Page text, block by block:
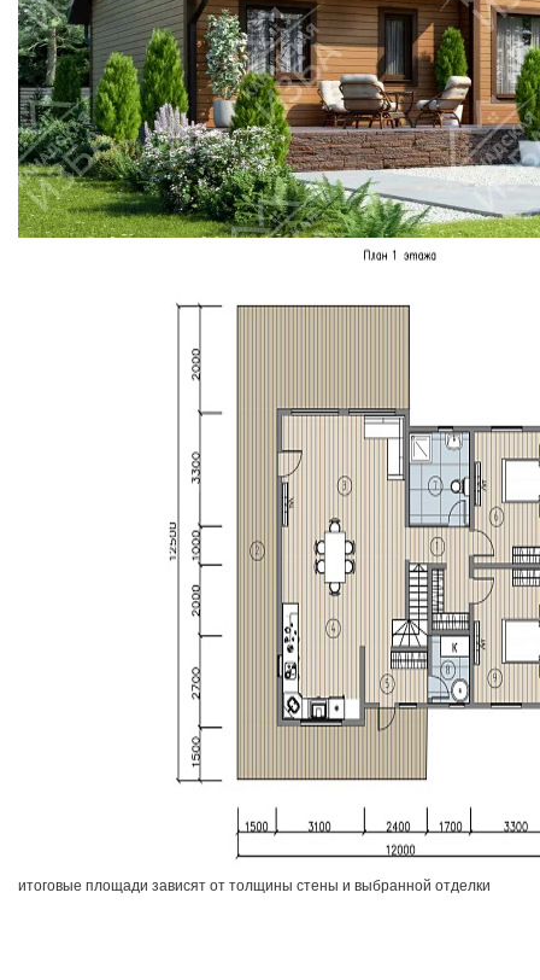
итоговые площади зависят от толщины стены и выбранной отделки